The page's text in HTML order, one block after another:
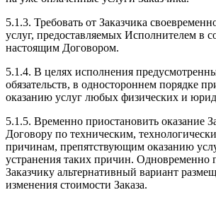
5.1.3. Требовать от Заказчика
услуг, предоставляемых Исполнителем в
настоящим Договором.
5.1.4. В целях исполнения
обязательств, в одностороннем порядке
оказанию услуг любых физических и
5.1.5. Временно приостановить оказание
Договору по техническим,
причинам, препятствующим оказанию
устранения таких причин. Одновременно
Заказчику альтернативный вариант
изменения стоимости Заказа.